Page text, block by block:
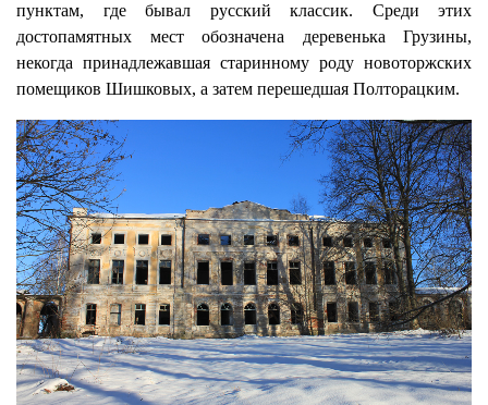
пунктам, где бывал русский классик. Среди этих
достопамятных мест обозначена деревенька Грузины,
некогда принадлежавшая старинному роду новоторжских
помещиков Шишковых, а затем перешедшая Полторацким.